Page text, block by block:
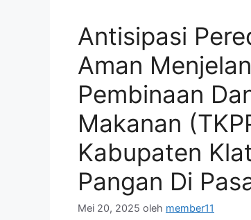
Antisipasi
Aman
Pembinaan
Makanan
Kabupaten
Pangan Di
Mei 20, 2025 oleh member11